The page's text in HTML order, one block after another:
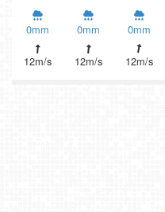
0mm
12m/s
0mm
12m/s
0mm
12m/s